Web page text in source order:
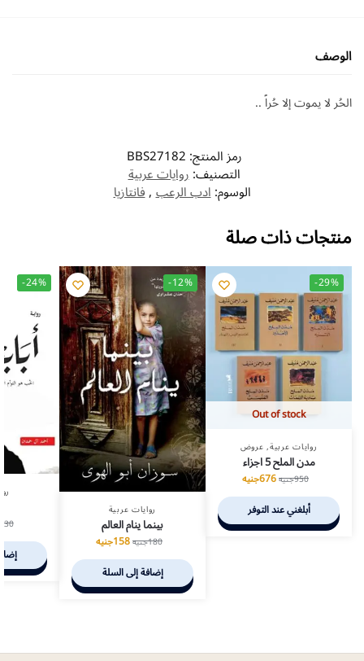
الوصف
الحُر لا يموت إلا حُراً ..
رمز المنتج:BBS27182
التصنيف:روايات عربية
الوسوم:ادب الرعب,فانتازيا
منتجات ذات صلة
-29%
Out of stock
روايات عربية,عروض
مدن الملح 5 اجزاء
950جنيه676جنيه
أبلغني عند التوفر
-12%
روايات عربية
بينما ينام العالم
180جنيه158جنيه
إضافة إلى السلة
-24%